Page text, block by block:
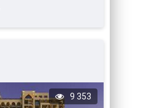
9 353